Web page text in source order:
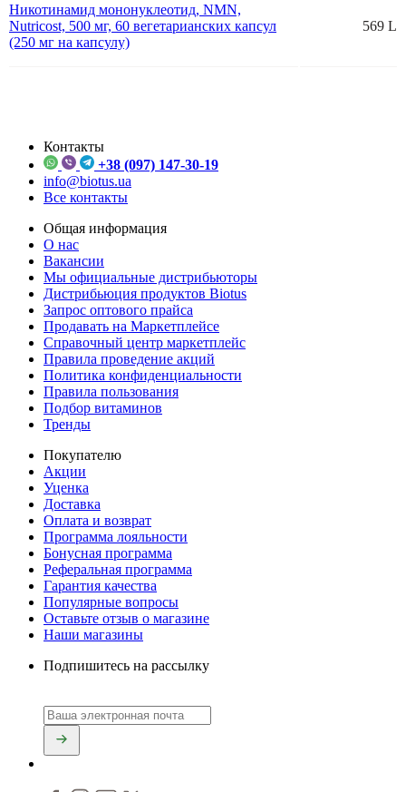
Никотинамид мононуклеотид, NMN,
Nutricost, 500 мг, 60 вегетарианских капсул
(250 мг на капсулу)
569 L
Контакты
+38 (097) 147-30-19
info@biotus.ua
Все контакты
Общая информация
О нас
Вакансии
Мы официальные дистрибьюторы
Дистрибьюция продуктов Biotus
Запрос оптового прайса
Продавать на Маркетплейсе
Справочный центр маркетплейс
Правила проведение акций
Политика конфиденциальности
Правила пользования
Подбор витаминов
Тренды
Покупателю
Акции
Уценка
Доставка
Оплата и возврат
Программа лояльности
Бонусная программа
Реферальная программа
Гарантия качества
Популярные вопросы
Оставьте отзыв о магазине
Наши магазины
Подпишитесь на рассылку